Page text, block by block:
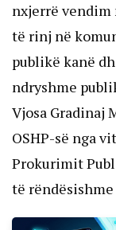
nxjerrë
të rinj në
publikë kanë
ndryshme
Vjosa Gradinaj
OSHP-së nga
Prokurimit
të rëndësishme